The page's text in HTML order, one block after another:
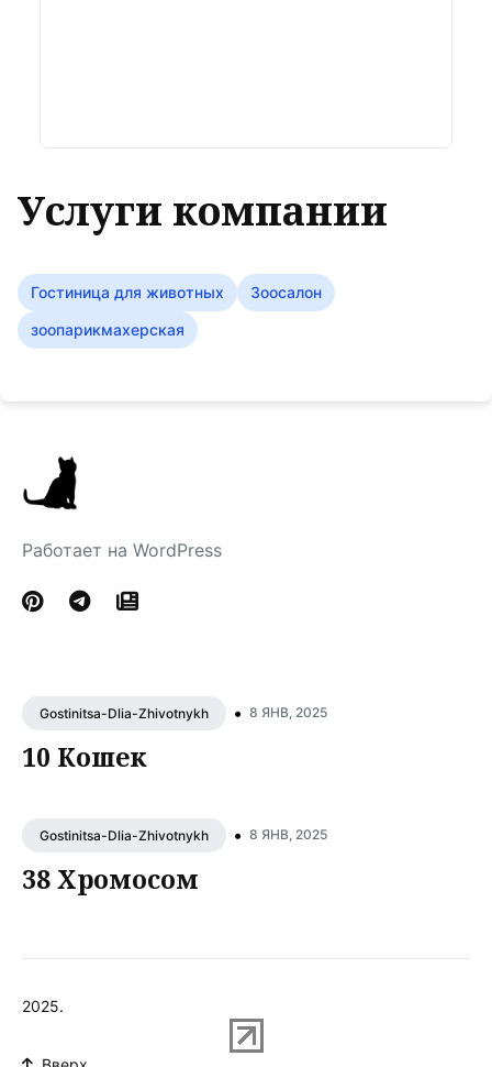
Услуги компании
Гостиница для животных
Зоосалон
зоопарикмахерская
Работает на WordPress
Gostinitsa-Dlia-Zhivotnykh • 8 ЯНВ, 2025
10 Кошек
Gostinitsa-Dlia-Zhivotnykh • 8 ЯНВ, 2025
38 Хромосом
2025.